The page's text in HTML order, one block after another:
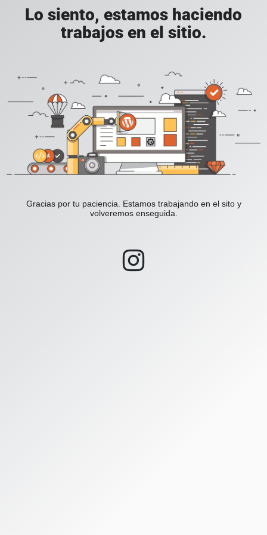
Lo siento, estamos haciendo
trabajos en el sitio.
Gracias por tu paciencia. Estamos trabajando en el sito y
volveremos enseguida.